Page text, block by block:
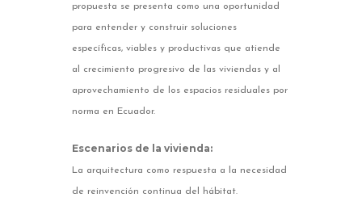
propuesta se presenta como una oportunidad
para entender y construir soluciones
específicas, viables y productivas que atiende
al crecimiento progresivo de las viviendas y al
aprovechamiento de los espacios residuales por
norma en Ecuador.
Escenarios de la vivienda:
La arquitectura como respuesta a la necesidad
de reinvención continua del hábitat.